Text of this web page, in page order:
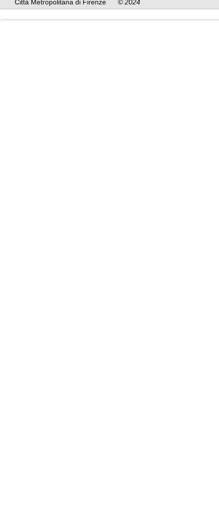
Città Metropolitana di Firenze © 2024